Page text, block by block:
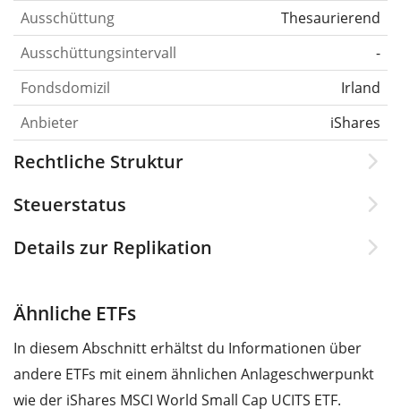
Ausschüttung
Thesaurierend
Ausschüttungsintervall
-
Fondsdomizil
Irland
Anbieter
iShares
Rechtliche Struktur
Steuerstatus
Details zur Replikation
Ähnliche ETFs
In diesem Abschnitt erhältst du Informationen über
andere ETFs mit einem ähnlichen Anlageschwerpunkt
wie der iShares MSCI World Small Cap UCITS ETF.